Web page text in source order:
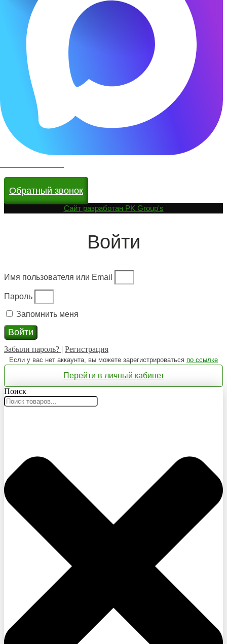
Обратный звонок
Cайт разработан PK Group's
Войти
Имя пользователя или Email
Пароль
Запомнить меня
Войти
Забыли пароль? | Регистрация
Если у вас нет аккаунта, вы можете зарегистрироваться по ссылке
Перейти в личный кабинет
Поиск